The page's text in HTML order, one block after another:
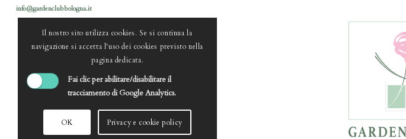
info@gardenclubbologna.it
Il nostro sito utilizza cookies. Se si continua la
navigazione si accetta l'uso dei cookies previsto nella
pagina dedicata.
Fai clic per abilitare/disabilitare il
tracciamento di Google Analytics.
OK Privacy e cookie policy